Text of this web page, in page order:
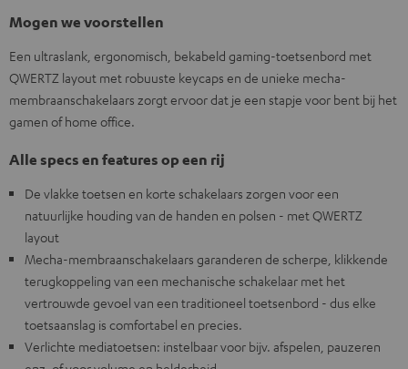
Mogen we voorstellen
Een ultraslank, ergonomisch, bekabeld gaming-toetsenbord met
QWERTZ layout met robuuste keycaps en de unieke mecha-
membraanschakelaars zorgt ervoor dat je een stapje voor bent bij het
gamen of home office.
Alle specs en features op een rij
De vlakke toetsen en korte schakelaars zorgen voor een
natuurlijke houding van de handen en polsen - met QWERTZ
layout
Mecha-membraanschakelaars garanderen de scherpe, klikkende
terugkoppeling van een mechanische schakelaar met het
vertrouwde gevoel van een traditioneel toetsenbord - dus elke
toetsaanslag is comfortabel en precies.
Verlichte mediatoetsen: instelbaar voor bijv. afspelen, pauzeren